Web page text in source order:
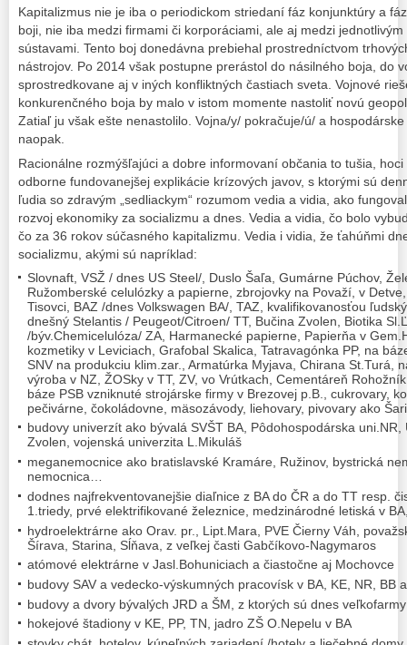
Kapitalizmus nie je iba o periodickom striedaní fáz konjunktúry a
boji, nie iba medzi firmami či korporáciami, ale aj medzi
sústavami. Tento boj donedávna prebiehal prostredníctvom
nástrojov. Po 2014 však postupne prerástol do násilného boja, do
sprostredkovane aj v iných konfliktných častiach sveta. Vojnové
konkurenčného boja by malo v istom momente nastoliť novú
Zatiaľ ju však ešte nenastolilo. Vojna/y/ pokračuje/ú/ a
naopak.
Racionálne rozmýšľajúci a dobre informovaní občania to tušia,
odborne fundovanejšej explikácie krízových javov, s ktorými sú
ľudia so zdravým „sedliackym“ rozumom vedia a vidia, ako
rozvoj ekonomiky za socializmu a dnes. Vedia a vidia, čo bolo
čo za 36 rokov súčasného kapitalizmu. Vedia i vidia, že ťahúňmi
socializmu, akými sú napríklad:
Slovnaft, VSŽ / dnes US Steel/, Duslo Šaľa, Gumárne Púchov,
Ružomberské celulózky a papierne, zbrojovky na Považí, v
Tisovci, BAZ /dnes Volkswagen BA/, TAZ, kvalifikovanosťou
dnešný Stelantis / Peugeot/Citroen/ TT, Bučina Zvolen, Biotika
/býv.Chemicelulóza/ ZA, Harmanecké papierne, Papierňa v
kozmetiky v Leviciach, Grafobal Skalica, Tatravagónka PP, na
SNV na produkciu klim.zar., Armatúrka Myjava, Chirana St.Turá,
výroba v NZ, ŽOSky v TT, ZV, vo Vrútkach, Cementáreň
báze PSB vzniknuté strojárske firmy v Brezovej p.B., cukrovary,
pečivárne, čokoládovne, mäsozávody, liehovary, pivovary ako
budovy univerzít ako bývalá SVŠT BA, Pôdohospodárska uni.NR,
Zvolen, vojenská univerzita L.Mikuláš
meganemocnice ako bratislavské Kramáre, Ružinov, bystrická
nemocnica…
dodnes najfrekventovanejšie diaľnice z BA do ČR a do TT resp.
1.triedy, prvé elektrifikované železnice, medzinárodné letiská v
hydroelektrárne ako Orav. pr., Lipt.Mara, PVE Čierny Váh,
Šírava, Starina, Sĺňava, z veľkej časti Gabčíkovo-Nagymaros
atómové elektrárne v Jasl.Bohuniciach a čiastočne aj Mochovce
budovy SAV a vedecko-výskumných pracovísk v BA, KE, NR, BB
budovy a dvory bývalých JRD a ŠM, z ktorých sú dnes veľkofarmy
hokejové štadiony v KE, PP, TN, jadro ZŠ O.Nepelu v BA